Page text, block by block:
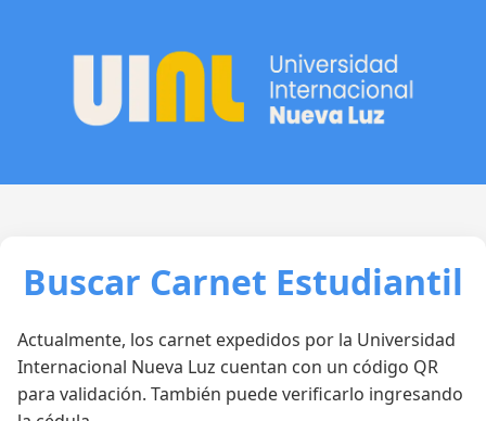
Buscar Carnet Estudiantil
Actualmente, los carnet expedidos por la Universidad
Internacional Nueva Luz cuentan con un código QR
para validación. También puede verificarlo ingresando